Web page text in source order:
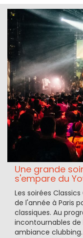
Une grande
s'empare du
Les soirées
de l'année à Paris
classiques. Au
incontournables de
ambiance